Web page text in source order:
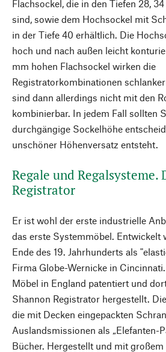
Flachsockel, die in den Tiefen 28,
sind, sowie dem Hochsockel mit
in der Tiefe 40 erhältlich. Die
hoch und nach außen leicht
mm hohen Flachsockel wirken die
Registratorkombinationen
sind dann allerdings nicht mit den
kombinierbar. In jedem Fall sollten
durchgängige Sockelhöhe
unschöner Höhenversatz entsteht.
Regale und Regalsysteme.
Registrator
Er ist wohl der erste industrielle
das erste Systemmöbel. Entwickelt
Ende des 19. Jahrhunderts als
Firma Globe-Wernicke in
Möbel in England patentiert und
Shannon Registrator hergestellt.
die mit Decken eingepackten
Auslandsmissionen als „Elefanten-
Bücher. Hergestellt und mit